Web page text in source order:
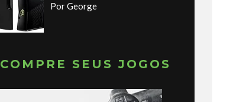
Por George
COMPRE SEUS JOGOS